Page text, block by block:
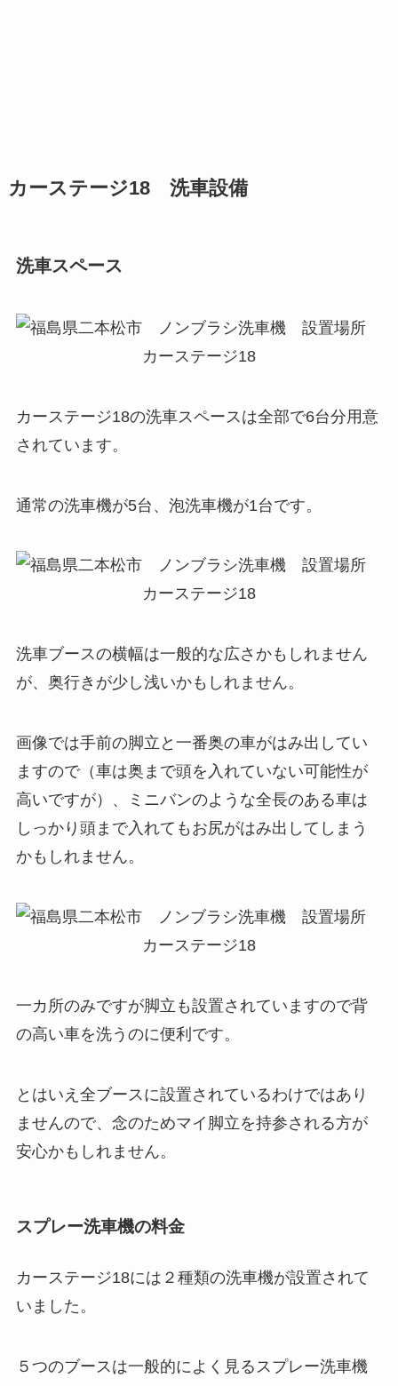
カーステージ18 洗車設備
洗車スペース
カーステージ18の洗車スペースは全部で6台分用意
されています。
通常の洗車機が5台、泡洗車機が1台です。
洗車ブースの横幅は一般的な広さかもしれません
が、奥行きが少し浅いかもしれません。
画像では手前の脚立と一番奥の車がはみ出してい
ますので（車は奥まで頭を入れていない可能性が
高いですが）、ミニバンのような全長のある車は
しっかり頭まで入れてもお尻がはみ出してしまう
かもしれません。
一カ所のみですが脚立も設置されていますので背
の高い車を洗うのに便利です。
とはいえ全ブースに設置されているわけではあり
ませんので、念のためマイ脚立を持参される方が
安心かもしれません。
スプレー洗車機の料金
カーステージ18には２種類の洗車機が設置されて
いました。
５つのブースは一般的によく見るスプレー洗車機